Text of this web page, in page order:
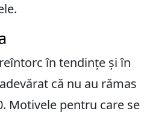
în tendințe și în
că nu au rămas
Motivele pentru care se